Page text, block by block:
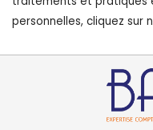
personnelles, cliquez sur